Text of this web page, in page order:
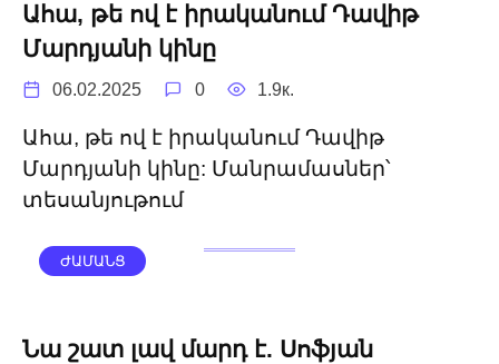
Ահա, թե ով է իրականում Դավիթ
Մարդյանի կինը
06.02.2025 0 1.9к.
Ահա, թե ով է իրականում Դավիթ
Մարդյանի կինը: Մանրամասներ՝
տեսանյութում
ԺԱՄԱՆՑ
Նա շատ լավ մարդ է. Սոֆյան